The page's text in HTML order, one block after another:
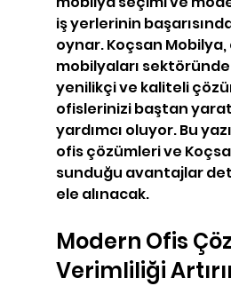
iş yerlerinin
oynar. Koçsan Mobilya,
mobilyaları
yenilikçi ve kaliteli
ofislerinizi baştan
yardımcı oluyor. Bu
ofis çözümleri ve
sunduğu avantajlar
ele alınacak.
Modern Ofis
Verimliliği